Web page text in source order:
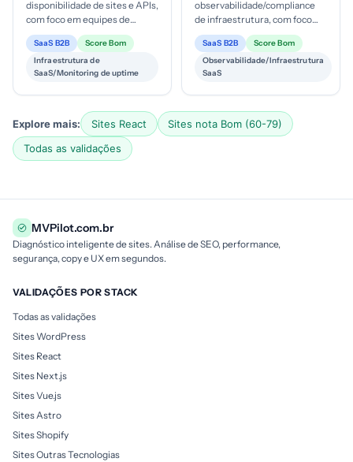
disponibilidade de sites e APIs,
com foco em equipes de
desenvolvimento, operações
de TI e empresas que
precisam ...
SaaS B2B
Score Bom
Infraestrutura de
SaaS/Monitoring de uptime
observabilidade/compliance
de infraestrutura, com foco
em custo-eficiência, dados em
nuvem, OpenTelemetry e
eBPF; estágio de ...
SaaS B2B
Score Bom
Observabilidade/Infraestrutura
SaaS
Explore mais: Sites React
Sites nota Bom (60-79)
Todas as validações
MVPilot.com.br
Diagnóstico inteligente de sites. Análise de SEO, performance,
segurança, copy e UX em segundos.
VALIDAÇÕES POR STACK
Todas as validações
Sites WordPress
Sites React
Sites Next.js
Sites Vue.js
Sites Astro
Sites Shopify
Sites Outras Tecnologias